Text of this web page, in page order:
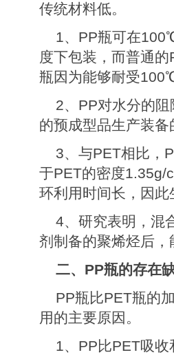
传统材料低。
1、 PP瓶可在100
度下包装，而普通的
瓶因为能够耐受100
2、 PP对水分的
的预成型品生产装
3、与PET相比，
于PET的密度1.35g/
环利用时间长，因
4、研究表明，混
剂制备的聚烯烃后，
二、 PP瓶的存在
PP瓶比PET瓶的
用的主要原因。
1、 PP比PET吸收